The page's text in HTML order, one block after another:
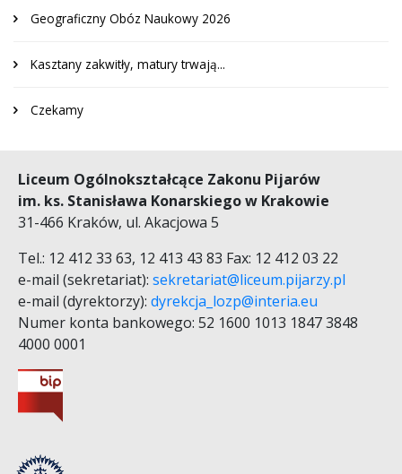
Geograficzny Obóz Naukowy 2026
Kasztany zakwitły, matury trwają...
Czekamy
Liceum Ogólnokształcące Zakonu Pijarów
im. ks. Stanisława Konarskiego w Krakowie
31-466 Kraków, ul. Akacjowa 5
Tel.: 12 412 33 63, 12 413 43 83 Fax: 12 412 03 22
e-mail (sekretariat): sekretariat@liceum.pijarzy.pl
e-mail (dyrektorzy): dyrekcja_lozp@interia.eu
Numer konta bankowego: 52 1600 1013 1847 3848
4000 0001